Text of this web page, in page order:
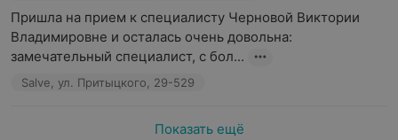
Пришла на прием к специалисту Черновой Виктории
Владимировне и осталась очень довольна:
замечательный специалист, с бол...
Salve, ул. Притыцкого, 29-529
Показать ещё